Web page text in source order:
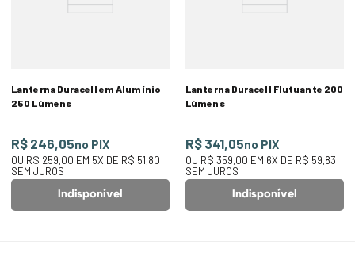
Lanterna Duracell em Alumínio
250 Lúmens
R$ 246,05no PIX
OU R$ 259,00 EM 5X DE R$ 51,80
SEM JUROS
Indisponível
Lanterna Duracell Flutuante 200
Lúmens
R$ 341,05no PIX
OU R$ 359,00 EM 6X DE R$ 59,83
SEM JUROS
Indisponível